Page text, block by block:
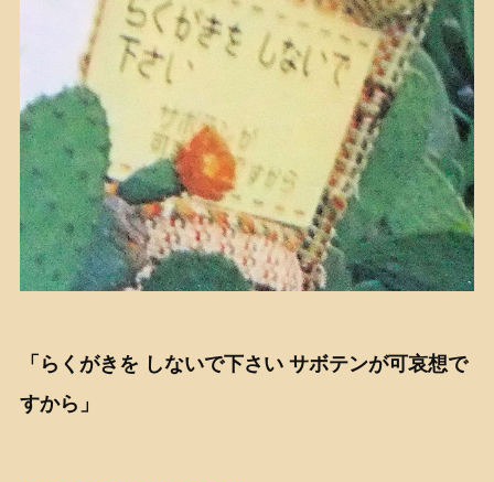
「らくがきを しないで下さい サボテンが可哀想で
すから」